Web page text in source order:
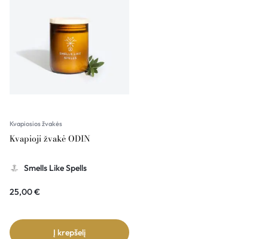
Kvapiosios žvakės
Kvapioji žvakė ODIN
Smells Like Spells
25,00€
Į krepšelį